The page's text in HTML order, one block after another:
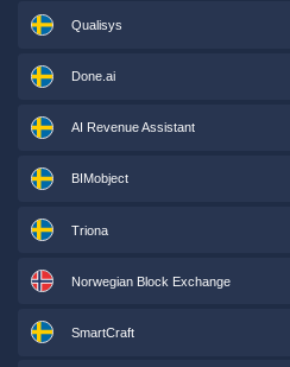
Qualisys
Done.ai
AI Revenue Assistant
BIMobject
Triona
Norwegian Block Exchange
SmartCraft